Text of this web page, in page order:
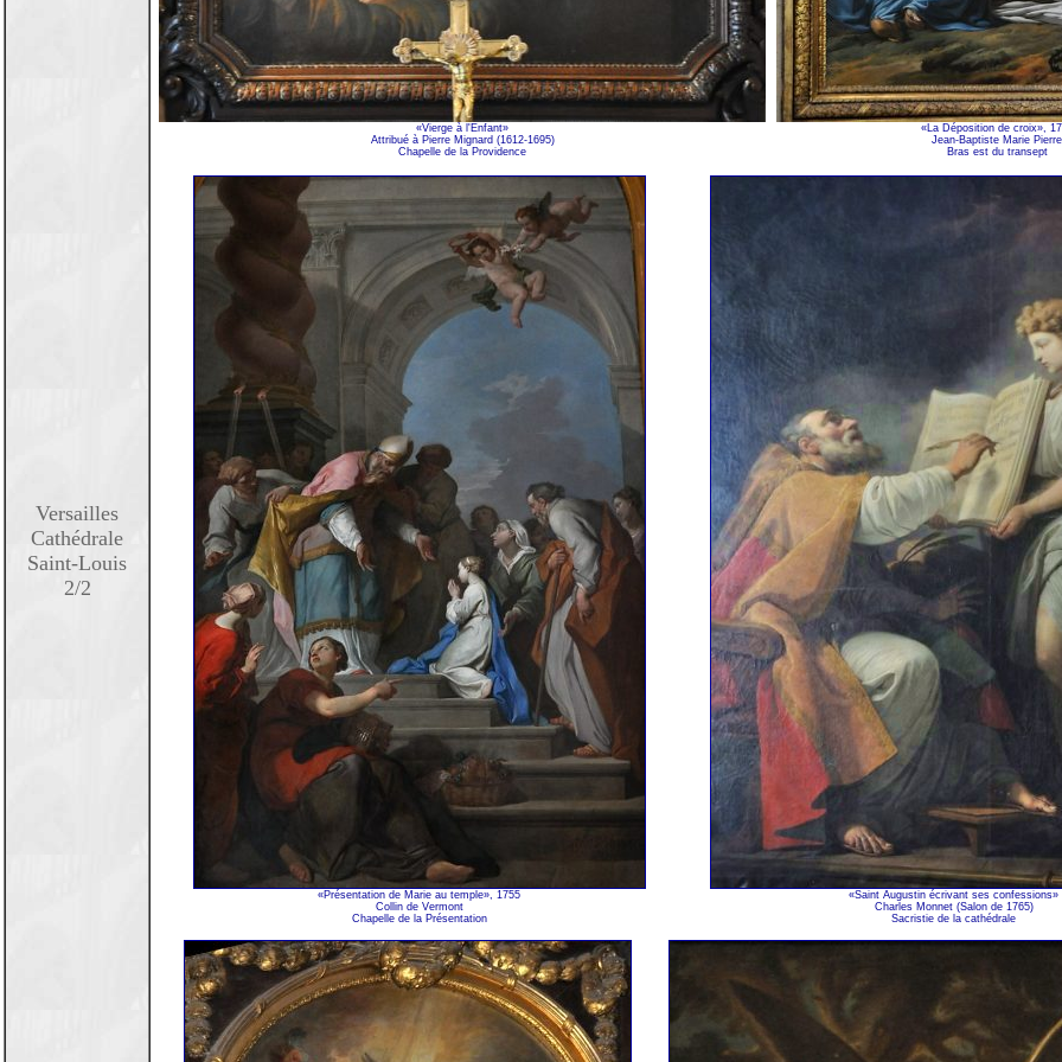
Versailles
Cathédrale
Saint-Louis
2/2
«Vierge à l'Enfant»
Attribué à Pierre Mignard (1612-1695)
Chapelle de la Providence
«La Déposition de croix»,
Jean-Baptiste Marie Pierre
Bras est du transept
«Présentation de Marie au temple», 1755
Collin de Vermont
Chapelle de la Présentation
«Saint Augustin écrivant ses confessions»
Charles Monnet (Salon de 1765)
Sacristie de la cathédrale